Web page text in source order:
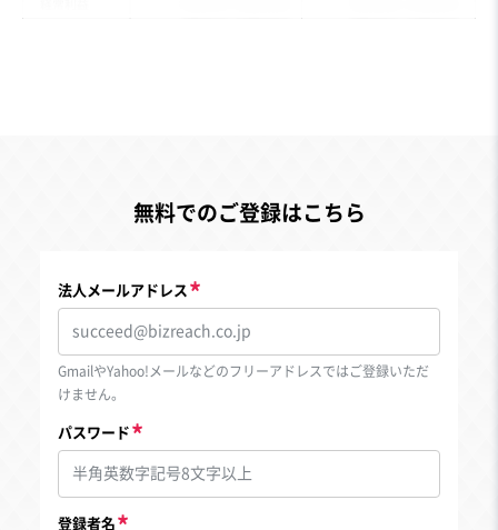
無料でのご登録はこちら
法人メールアドレス
GmailやYahoo!メールなどのフリーアドレスではご登録いただ
けません。
パスワード
登録者名